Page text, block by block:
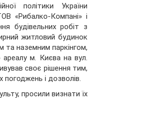
політики України
«Рибалко-Компані» і
будівельних робіт з
житловий будинок
та наземним паркінгом,
м. Києва на вул.
своє рішення тим,
і дозволів.
просили визнати їх